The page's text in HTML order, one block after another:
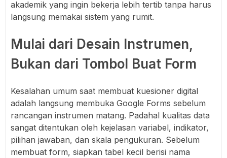
akademik yang ingin bekerja lebih tertib tanpa harus
langsung memakai sistem yang rumit.
Mulai dari Desain Instrumen,
Bukan dari Tombol Buat Form
Kesalahan umum saat membuat kuesioner digital
adalah langsung membuka Google Forms sebelum
rancangan instrumen matang. Padahal kualitas data
sangat ditentukan oleh kejelasan variabel, indikator,
pilihan jawaban, dan skala pengukuran. Sebelum
membuat form, siapkan tabel kecil berisi nama